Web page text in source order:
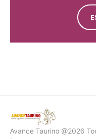
Avance Taurino @2026